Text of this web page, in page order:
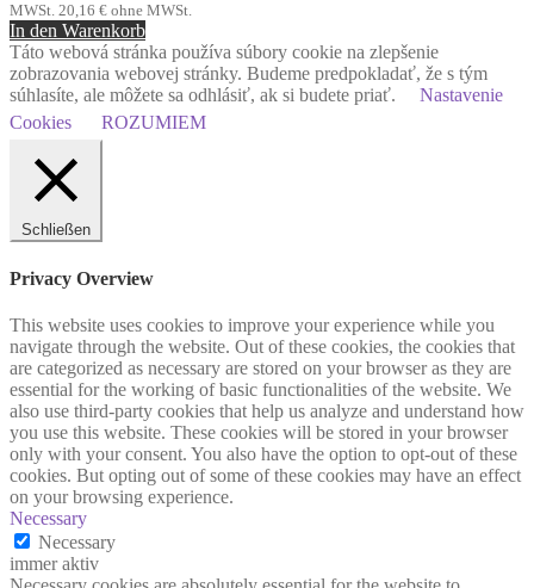
MWSt. 20,16 € ohne MWSt.
In den Warenkorb
Táto webová stránka používa súbory cookie na zlepšenie
zobrazovania webovej stránky. Budeme predpokladať, že s tým
súhlasíte, ale môžete sa odhlásiť, ak si budete priať.
Nastavenie
Cookies
ROZUMIEM
Schließen
Privacy Overview
This website uses cookies to improve your experience while you
navigate through the website. Out of these cookies, the cookies that
are categorized as necessary are stored on your browser as they are
essential for the working of basic functionalities of the website. We
also use third-party cookies that help us analyze and understand how
you use this website. These cookies will be stored in your browser
only with your consent. You also have the option to opt-out of these
cookies. But opting out of some of these cookies may have an effect
on your browsing experience.
Necessary
Necessary
immer aktiv